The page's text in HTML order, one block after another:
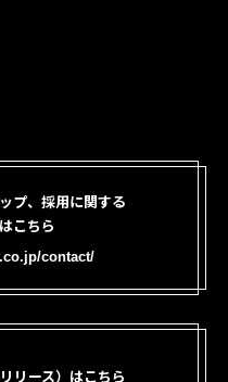
プ、採用に関する
こちら
contact/
リース）はこちら